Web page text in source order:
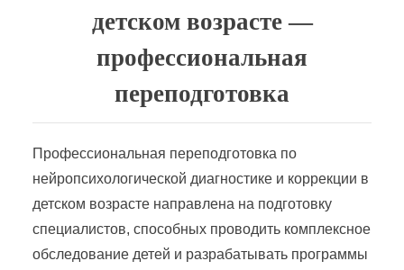
детском возрасте —
профессиональная
переподготовка
Профессиональная переподготовка по
нейропсихологической диагностике и коррекции в
детском возрасте направлена на подготовку
специалистов, способных проводить комплексное
обследование детей и разрабатывать программы